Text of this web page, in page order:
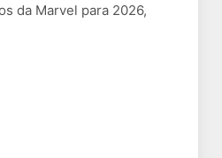
da Marvel para 2026,